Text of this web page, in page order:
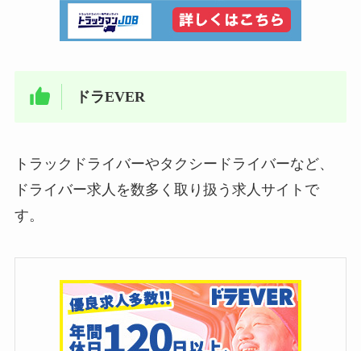
ドラEVER
トラックドライバーやタクシードライバーなど、
ドライバー求人を数多く取り扱う求人サイトで
す。